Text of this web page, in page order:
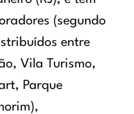
(segundo
entre
Vila Turismo,
Parque